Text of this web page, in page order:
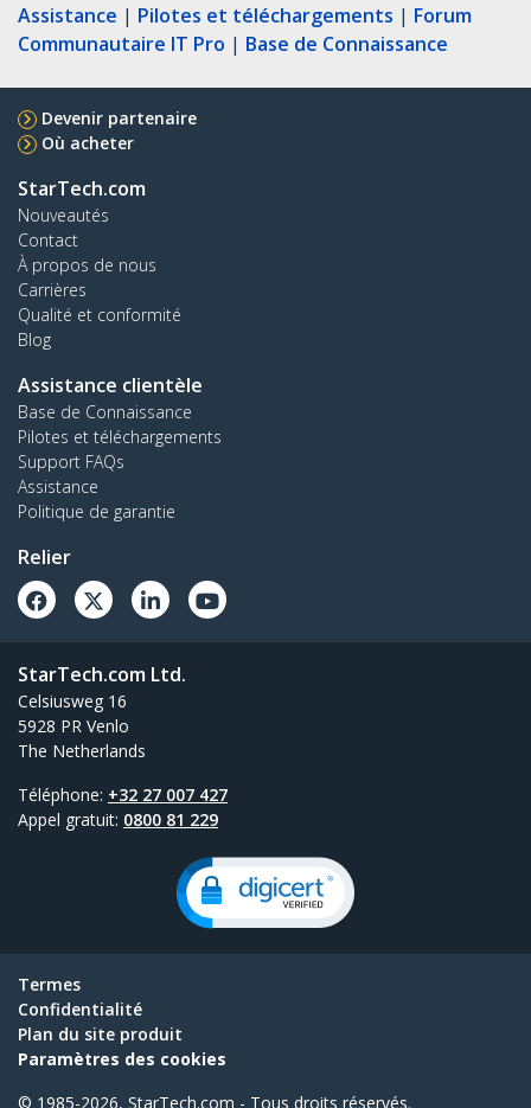
Assistance | Pilotes et téléchargements | Forum
Communautaire IT Pro | Base de Connaissance
Devenir partenaire
Où acheter
StarTech.com
Nouveautés
Contact
À propos de nous
Carrières
Qualité et conformité
Blog
Assistance clientèle
Base de Connaissance
Pilotes et téléchargements
Support FAQs
Assistance
Politique de garantie
Relier
StarTech.com Ltd.
Celsiusweg 16
5928 PR Venlo
The Netherlands
Téléphone: +32 27 007 427
Appel gratuit: 0800 81 229
Termes
Confidentialité
Plan du site produit
Paramètres des cookies
© 1985-2026, StarTech.com - Tous droits réservés.